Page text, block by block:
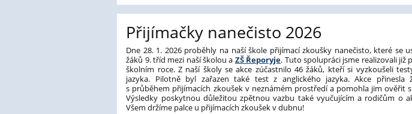
PEDAGOGŮ:
Přijímačky nanečisto 2026
Dne 28. 1. 2026 proběhly na naší škole přijímací zkoušky nanečisto, které se
žáků 9. tříd mezi naší školou a ZŠ Řeporyje. Tuto spolupráci jsme realizovali již
školním roce. Z naší školy se akce zúčastnilo 46 žáků, kteří si vyzkoušeli
jazyka. Pilotně byl zařazen také test z anglického jazyka. Akce přinesla
s průběhem přijímacích zkoušek v neznámém prostředí a pomohla jim ověřit
Výsledky poskytnou důležitou zpětnou vazbu také vyučujícím a rodičům o
Všem držíme palce u přijímacích zkoušek v dubnu!